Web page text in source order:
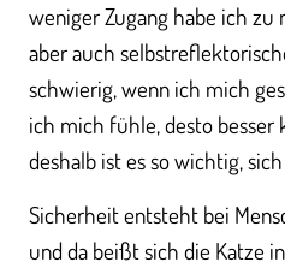
weniger Zugang habe ich zu
aber auch
schwierig, wenn ich mich
ich mich fühle, desto besser
deshalb ist es so wichtig,
Sicherheit entsteht bei
und da beißt sich die Katze